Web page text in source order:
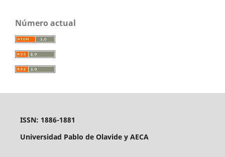
Número actual
ISSN: 1886-1881
Universidad Pablo de Olavide y AECA